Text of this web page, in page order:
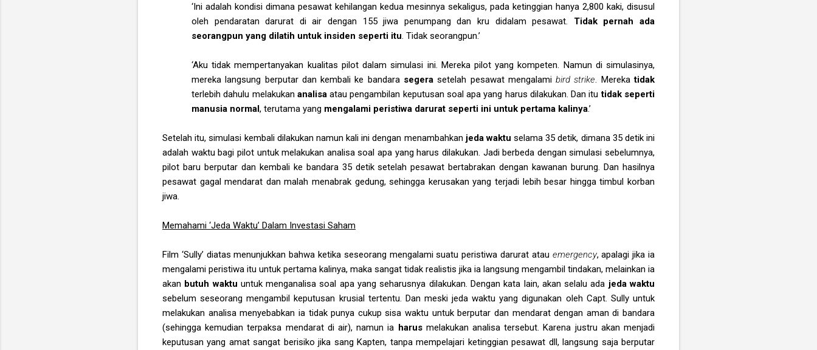
‘Ini adalah kondisi dimana pesawat kehilangan kedua mesinnya sekaligus, pada ketinggian hanya 2,800 kaki, disusul
oleh pendaratan darurat di air dengan 155 jiwa penumpang dan kru didalam pesawat. Tidak pernah ada
seorangpun yang dilatih untuk insiden seperti itu . Tidak seorangpun.’
‘Aku tidak mempertanyakan kualitas pilot dalam simulasi ini. Mereka pilot yang kompeten. Namun di simulasinya,
mereka langsung berputar dan kembali ke bandara segerasetelah pesawat mengalamibird strike . Merekatidak
terlebih dahulu melakukan analisaatau pengambilan keputusan soal apa yang harus dilakukan. Dan itutidak seperti
manusia normal, terutama yang mengalami peristiwa darurat seperti ini untuk pertama kalinya.’
Setelah itu, simulasi kembali dilakukan namun kali ini dengan menambahkan jeda waktuselama 35 detik, dimana 35 detik ini
adalah waktu bagi pilot untuk melakukan analisa soal apa yang harus dilakukan. Jadi berbeda dengan simulasi sebelumnya,
pilot baru berputar dan kembali ke bandara 35 detik setelah pesawat bertabrakan dengan kawanan burung. Dan hasilnya
pesawat gagal mendarat dan malah menabrak gedung, sehingga kerusakan yang terjadi lebih besar hingga timbul korban
jiwa.
Memahami ‘Jeda Waktu’ Dalam Investasi Saham
Film ‘Sully’ diatas menunjukkan bahwa ketika seseorang mengalami suatu peristiwa darurat atau emergency, apalagi jika ia
mengalami peristiwa itu untuk pertama kalinya, maka sangat tidak realistis jika ia langsung mengambil tindakan, melainkan ia
akan butuh waktu untuk menganalisa soal apa yang seharusnya dilakukan. Dengan kata lain, akan selalu ada jeda waktu
sebelum seseorang mengambil keputusan krusial tertentu. Dan meski jeda waktu yang digunakan oleh Capt. Sully untuk
melakukan analisa menyebabkan ia tidak punya cukup sisa waktu untuk berputar dan mendarat dengan aman di bandara
(sehingga kemudian terpaksa mendarat di air), namun ia harus melakukan analisa tersebut. Karena justru akan menjadi
keputusan yang amat sangat berisiko jika sang Kapten, tanpa mempelajari ketinggian pesawat dll, langsung saja berputar